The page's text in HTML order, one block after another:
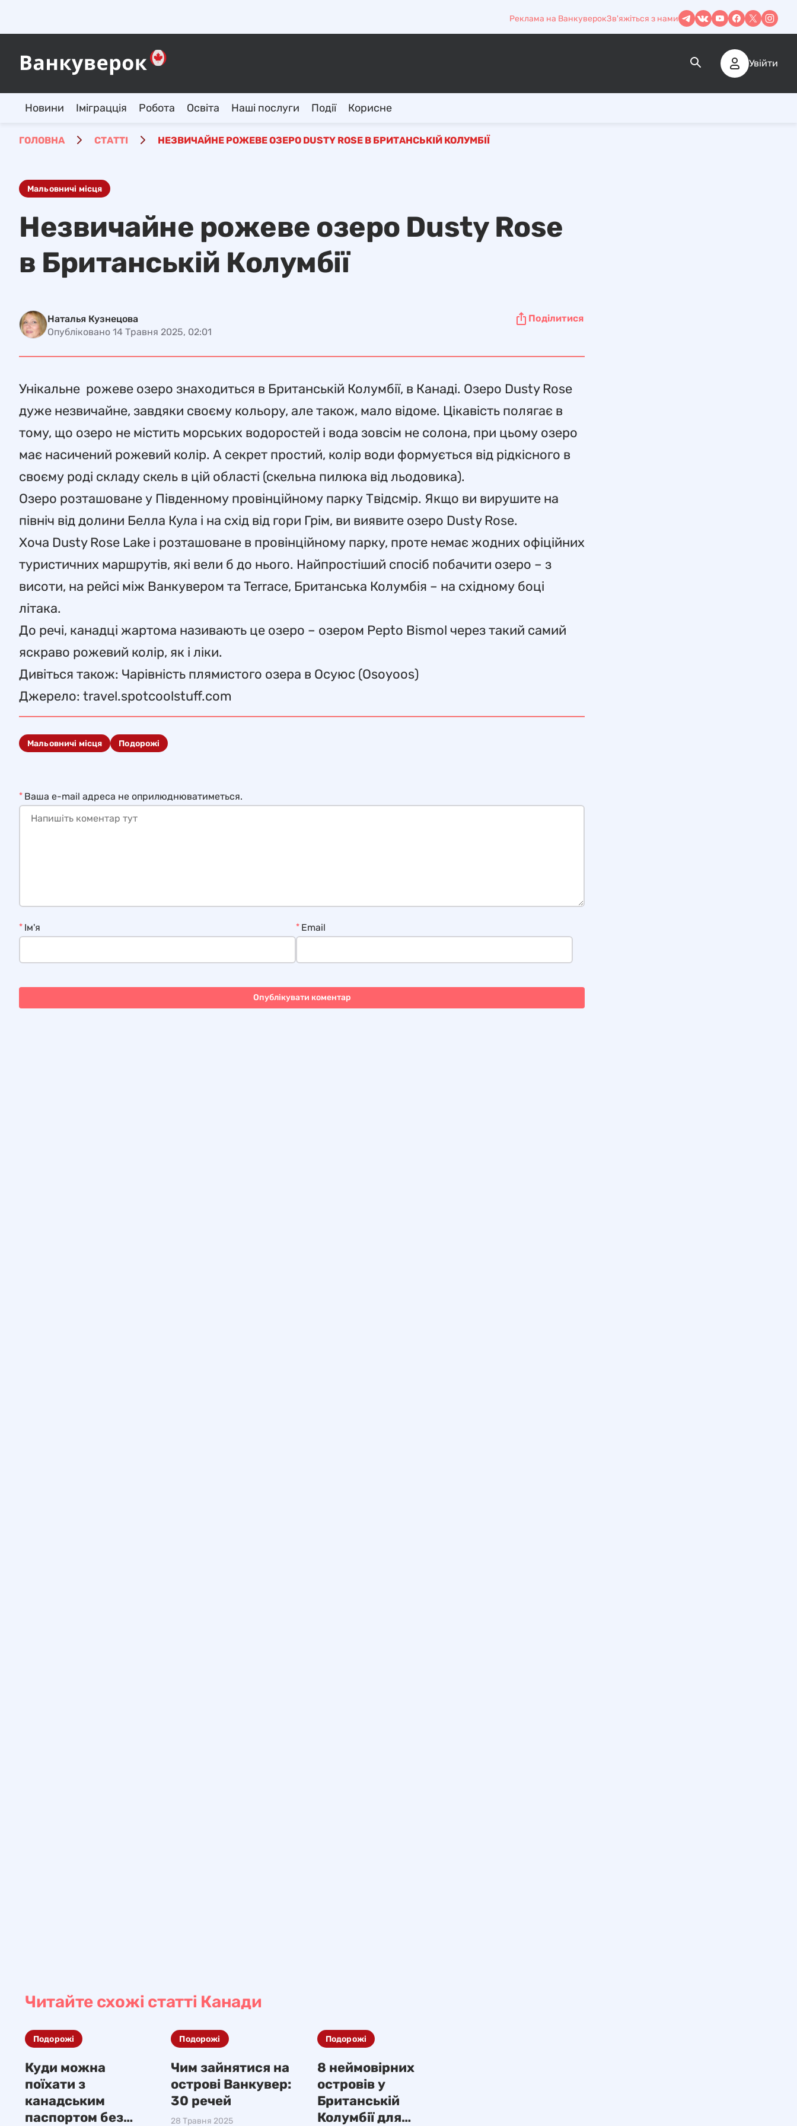
Реклама на ВанкуверокЗв'яжіться з нами
Увійти
Новини Іміграцція Робота Освіта Наші послуги Події Корисне
ГОЛОВНА СТАТТІ НЕЗВИЧАЙНЕ РОЖЕВЕ ОЗЕРО DUSTY ROSE В БРИТАНСЬКІЙ КОЛУМБІЇ
Мальовничі місця
Незвичайне рожеве озеро Dusty Rose
в Британській Колумбії
Наталья Кузнецова
Опубліковано 14 Травня 2025, 02:01
Поділитися
Унікальне рожеве озеро знаходиться в Британській Колумбії, в Канаді. Озеро Dusty Rose
дуже незвичайне, завдяки своєму кольору, але також, мало відоме. Цікавість полягає в
тому, що озеро не містить морських водоростей і вода зовсім не солона, при цьому озеро
має насичений рожевий колір. А секрет простий, колір води формується від рідкісного в
своєму роді складу скель в цій області (скельна пилюка від льодовика).
Озеро розташоване у Південному провінційному парку Твідсмір. Якщо ви вирушите на
північ від долини Белла Кула і на схід від гори Грім, ви виявите озеро Dusty Rose.
Хоча Dusty Rose Lake і розташоване в провінційному парку, проте немає жодних офіційних
туристичних маршрутів, які вели б до нього. Найпростіший спосіб побачити озеро – з
висоти, на рейсі між Ванкувером та Terrace, Британська Колумбія – на східному боці
літака.
До речі, канадці жартома називають це озеро – озером Pepto Bismol через такий самий
яскраво рожевий колір, як і ліки.
Дивіться також: Чарівність плямистого озера в Осуюс (Osoyoos)
Джерело: travel.spotcoolstuff.com
Мальовничі місця Подорожі
Ваша e-mail адреса не оприлюднюватиметься.
*
Ім'я
* Email
*
Читайте схожі статті Канади
Куди можна
поїхати з
канадським
паспортом без
Подорожі
Чим зайнятися на
острові Ванкувер:
30 речей
28 Травня 2025
Подорожі
8 неймовірних
островів у
Британській
Колумбії для
Подорожі